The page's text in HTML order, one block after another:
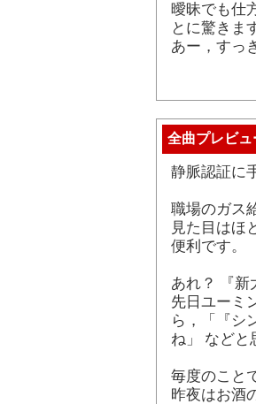
曖昧でも仕
とに驚きま
あー，すっ
全曲プレビ
静脈認証に
職場のガス
見た目はほ
便利です。
あれ？ 『
先日ユーミ
ら，「『シ
ね」 などと
毎度のこと
昨夜はお酒